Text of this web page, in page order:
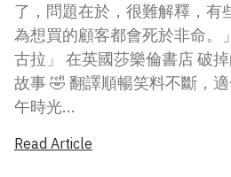
了，問題在於，很難解釋，有
為想買的顧客都會死於非命。
古拉」 在英國莎樂倫書店 破
故事 🤣 翻譯順暢笑料不斷，
午時光...
Read Article